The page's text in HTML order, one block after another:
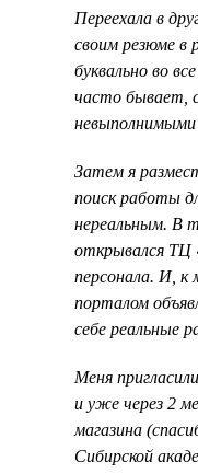
Переехала в
своим резюме в
буквально во
часто бывает,
Затем я
поиск работы
нереальным. В
открывался ТЦ
персонала. И, к
порталом
себе реальные
Меня
и уже через 2
магазина
Сибирской